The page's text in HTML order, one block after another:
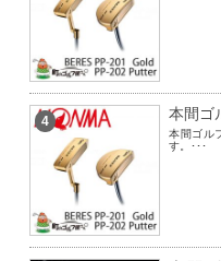
4 本間ゴ
本間ゴル
す。･･･